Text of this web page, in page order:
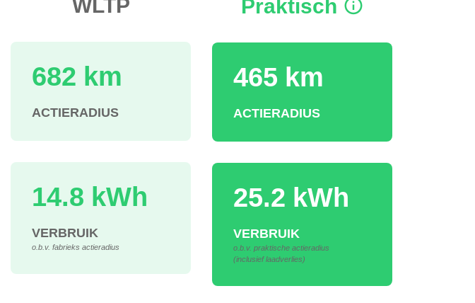
682 km
ACTIERADIUS
14.8 kWh
VERBRUIK
o.b.v. fabrieks actieradius
Praktisch
465 km
ACTIERADIUS
25.2 kWh
VERBRUIK
o.b.v. praktische actieradius
(inclusief laadverlies)